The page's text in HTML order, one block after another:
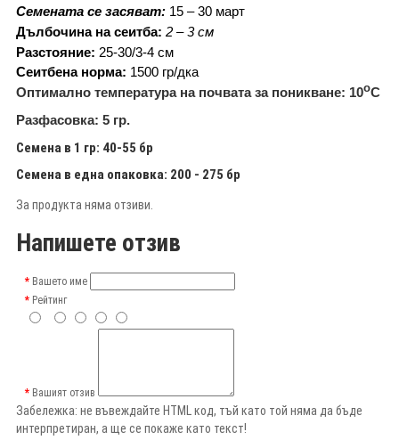
Семената се засяват: 15 – 30 март
Дълбочина на сеитба: 2 – 3 см
Разстояние: 25-30/3-4 см
Сеитбена норма: 1500 гр/дка
Оптимално температура на почвата за поникване: 10оС
Разфасовка: 5 гр.
Семена в 1 гр: 40-55 бр
Семена в една опаковка: 200 - 275 бр
За продукта няма отзиви.
Напишете отзив
Вашето име
Рейтинг
Вашият отзив
Забележка: не въвеждайте HTML код, тъй като той няма да бъде
интерпретиран, а ще се покаже като текст!